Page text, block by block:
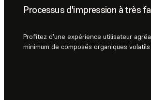
Processus d'impression à très
Profitez d'une expérience utilisateur
minimum de composés organiques volatils